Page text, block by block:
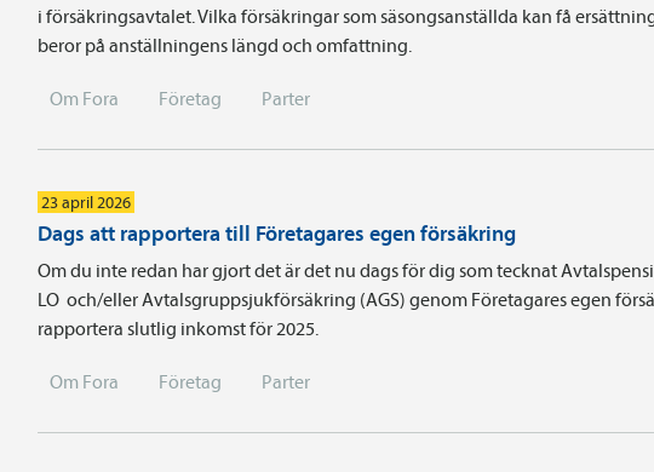
i försäkringsavtalet. Vilka försäkringar som säsongsanställda kan få
beror på anställningens längd och omfattning.
Om Fora Företag Parter
23 april 2026
Dags att rapportera till Företagares egen försäkring
Om du inte redan har gjort det är det nu dags för dig som tecknat
LO och/eller Avtalsgruppsjukförsäkring (AGS) genom Företagares egen
rapportera slutlig inkomst för 2025.
Om Fora Företag Parter